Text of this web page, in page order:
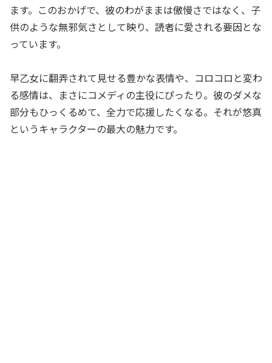
ます。このおかげで、彼のわがままは傲慢さではなく、子
供のような無邪気さとして映り、読者に愛される要因とな
っています。
早乙女に翻弄されて見せる豊かな表情や、コロコロと変わ
る感情は、まさにコメディの主役にぴったり。彼のダメな
部分もひっくるめて、全力で応援したくなる。それが悠真
というキャラクターの最大の魅力です。